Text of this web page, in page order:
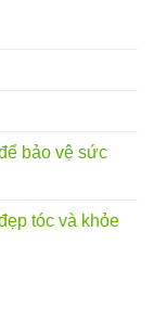
bảo vệ sức
tóc và khỏe